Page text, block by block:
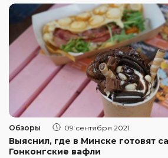
Обзоры 09 сентября 2021
Выяснил, где в Минске готовят
Гонконгские вафли